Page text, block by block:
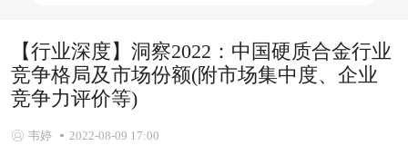
【行业深度】洞察2022：中国硬质合金行业
竞争格局及市场份额(附市场集中度、企业
竞争力评价等)
韦婷 2022-08-09 17:00